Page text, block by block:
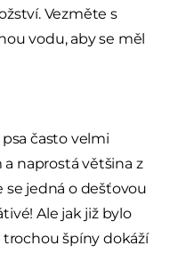
Vezměte s
vodu, aby se měl
často velmi
naprostá většina z
se jedná o dešťovou
Ale jak již bylo
trochou špíny dokáží